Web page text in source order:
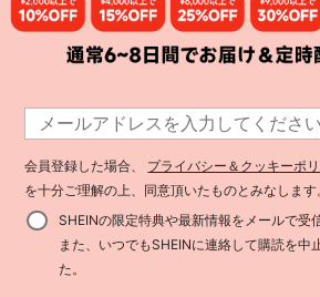
会員登録した場合、 プライバシー＆クッキーポ
を十分ご理解の上、同意頂いたものとみなします
SHEINの限定特典や最新情報をメールで受
また、いつでもSHEINに連絡して購読を中
た。